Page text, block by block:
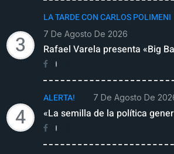
3
LA TARDE CON CARLOS POLIMENI
7 De Agosto De 2026
Rafael Varela presenta «Big
4
ALERTA! 7 De Agosto De
«La semilla de la política